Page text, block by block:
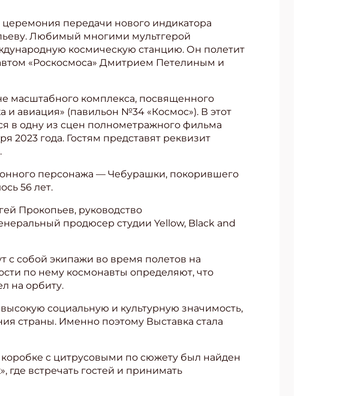
передачи нового индикатора
Любимый многими мультгерой
космическую станцию. Он полетит
«Роскосмоса» Дмитрием Петелиным и
масштабного комплекса, посвященного
и авиация» (павильон №34 «Космос»). В этот
в одну из сцен полнометражного фильма
2023 года. Гостям представят реквизит
персонажа — Чебурашки, покорившего
56 лет.
Прокопьев, руководство
продюсер студии Yellow, Black and
с собой экипажи во время полетов на
по нему космонавты определяют, что
на орбиту.
социальную и культурную значимость,
страны. Именно поэтому Выставка стала
с цитрусовыми по сюжету был найден
где встречать гостей и принимать